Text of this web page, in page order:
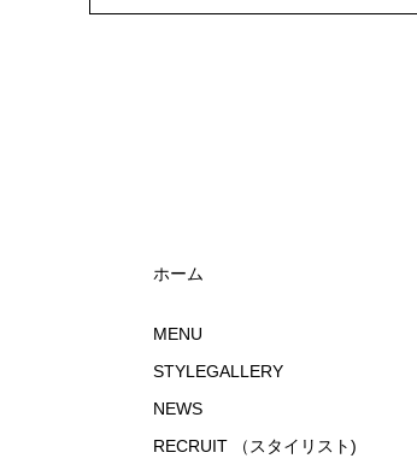
ホーム
MENU
STYLEGALLERY
NEWS
RECRUIT （スタイリスト)